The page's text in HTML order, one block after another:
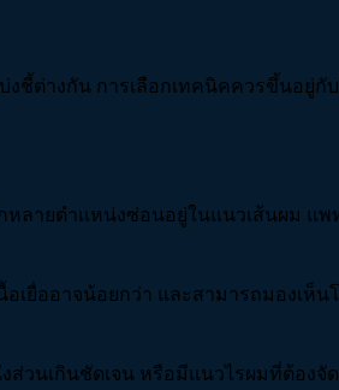
ต่างกัน การเลือกเทคนิคควรขึ้นอยู่
ลายตำแหน่งซ่อนอยู่ในแนวเส้นผม แพ
เยื่ออาจน้อยกว่า และสามารถมองเ
นเกินชัดเจน หรือมีแนวไรผมที่ต้องจั